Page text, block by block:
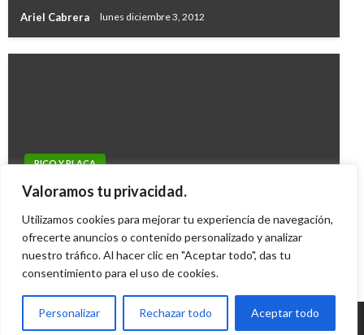
Valoramos tu privacidad.
Utilizamos cookies para mejorar tu experiencia de navegación,
ofrecerte anuncios o contenido personalizado y analizar
nuestro tráfico. Al hacer clic en "Aceptar todo", das tu
consentimiento para el uso de cookies.
Personalizar Rechazar todo Aceptar todo
Ariel Cabrera lunes diciembre 3, 2012
PICO Y PLACA
Pico y Placa hoy viernes 6 de noviembre en
Ariel Cabrera viernes noviembre 6, 2009
© Radio Santa Fe 1070 am